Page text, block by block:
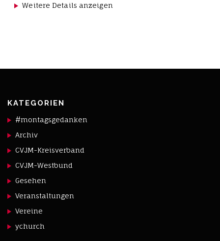
Weitere Details anzeigen
KATEGORIEN
#montagsgedanken
Archiv
CVJM-Kreisverband
CVJM-Westbund
Gesehen
Veranstaltungen
Vereine
ychurch